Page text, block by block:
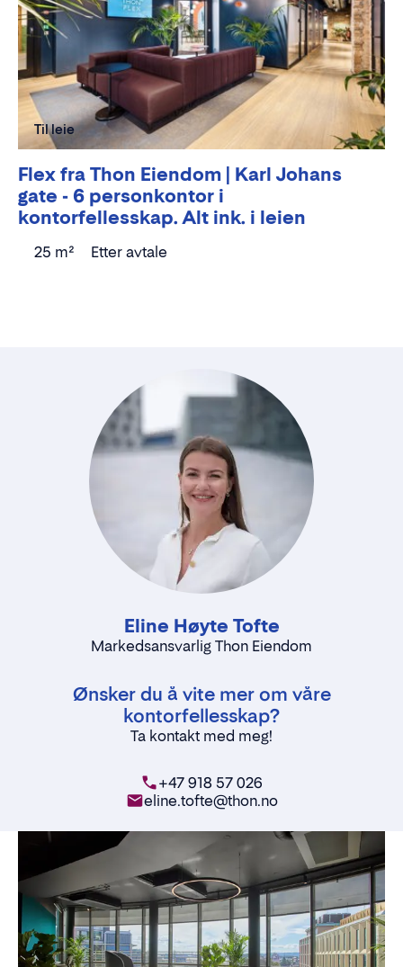
Flex fra Thon Eiendom | Karl Johans
gate - 6 personkontor i
kontorfellesskap. Alt ink. i leien
25 m² Etter avtale
Til leie
Ønsker du å vite mer om våre
kontorfellesskap?
Ta kontakt med meg!
Eline Høyte Tofte
Markedsansvarlig Thon Eiendom
+47 918 57 026
eline.tofte@thon.no